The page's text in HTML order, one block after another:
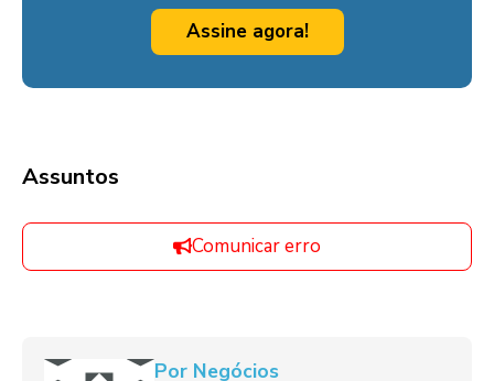
Assine agora!
Assuntos
Comunicar erro
Por Negócios